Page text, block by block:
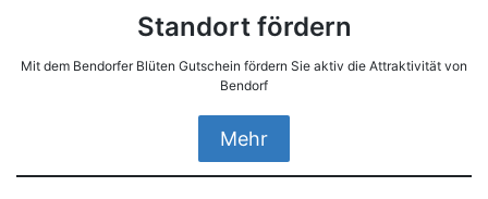
Standort fördern
Mit dem Bendorfer Blüten Gutschein fördern Sie aktiv die Attraktivität von
Bendorf
Mehr